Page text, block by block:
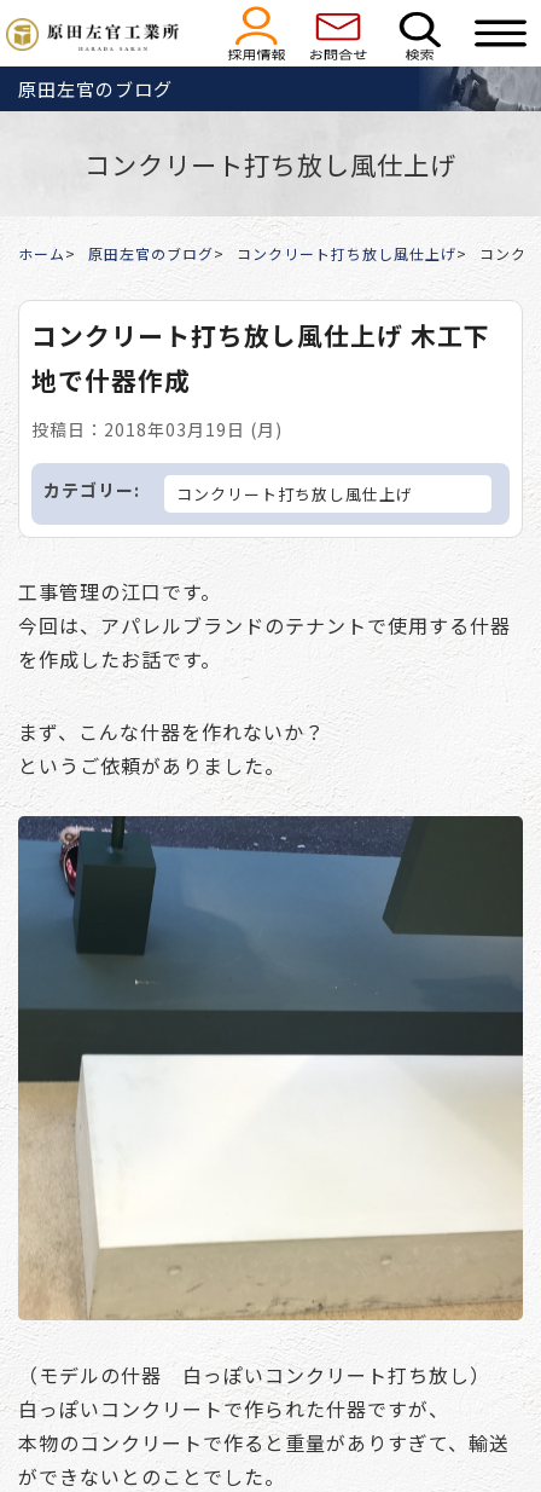
原田左官のブログ
コンクリート打ち放し風仕上げ
ホーム 原田左官のブログ コンクリート打ち放し風仕上げ コンク
コンクリート打ち放し風仕上げ 木工下
地で什器作成
投稿日：2018年03月19日 (月)
カテゴリー: コンクリート打ち放し風仕上げ
工事管理の江口です。
今回は、アパレルブランドのテナントで使用する什器
を作成したお話です。
まず、こんな什器を作れないか？
というご依頼がありました。
（モデルの什器 白っぽいコンクリート打ち放し）
白っぽいコンクリートで作られた什器ですが、
本物のコンクリートで作ると重量がありすぎて、輸送
ができないとのことでした。